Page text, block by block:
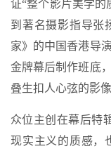
证“整个影片美学的
到著名摄影指导张
家》的中国香港导
金牌幕后制作班底
叠生扣人心弦的影像
众位主创在幕后特
现实主义的质感，